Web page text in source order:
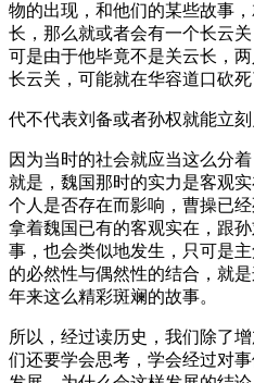
物的出现，和他们的某些故事
长，那么就或者会有一个长云
可是由于他毕竟不是关云长，
长云关，可能就在华容道口砍
代不代表刘备或者孙权就能立
因为当时的社会就应当这么分
就是，魏国那时的实力是客观
个人是否存在而影响，曹操已
拿着魏国已有的客观实在，跟
事，也会类似地发生，只可是
的必然性与偶然性的结合，就
年来这么精彩斑斓的故事。
所以，经过读历史，我们除了
们还要学会思考，学会经过对